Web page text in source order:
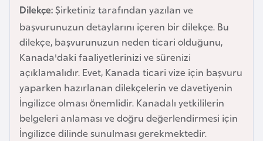
Dilekçe:Şirketiniz tarafından yazılan ve
başvurunuzun detaylarını içeren bir dilekçe. Bu
dilekçe, başvurunuzun neden ticari olduğunu,
Kanada'daki faaliyetlerinizi ve sürenizi
açıklamalıdır. Evet, Kanada ticari vize için başvuru
yaparken hazırlanan dilekçelerin ve davetiyenin
İngilizce olması önemlidir. Kanadalı yetkililerin
belgeleri anlaması ve doğru değerlendirmesi için
İngilizce dilinde sunulması gerekmektedir.
l
a
r
u
s
B
e
l